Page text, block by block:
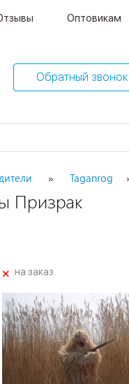
Оптовикам
Обратный звонок
Taganrog
Призрак
+на заказ